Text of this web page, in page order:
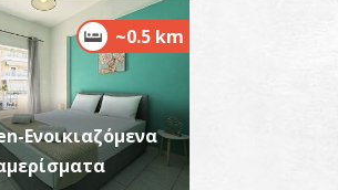
~0.2Km
~0.5 km
Ενοικιαζόμενα